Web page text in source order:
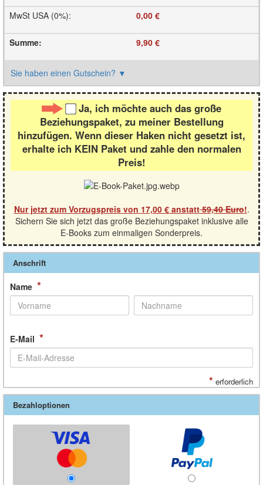
MwSt USA (0%): 0,00 €
Summe: 9,90 €
Sie haben einen Gutschein? ▼
Ja, ich möchte auch das große
Beziehungspaket, zu meiner Bestellung
hinzufügen. Wenn dieser Haken nicht gesetzt ist,
erhalte ich KEIN Paket und zahle den normalen
Preis!
Nur jetzt zum Vorzugspreis von 17,00 €anstatt59,40 Euro!.
Sichern Sie sich jetzt das große Beziehungspaket inklusive alle
E-Books zum einmaligen Sonderpreis.
Anschrift
Name *
E-Mail *
* erforderlich
Bezahloptionen